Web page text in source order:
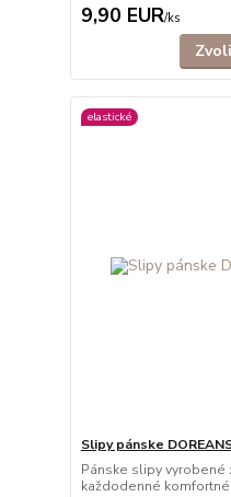
9,90 EUR/ks
elastické
Slipy pánske
Pánske slipy vyrobené
každodenné